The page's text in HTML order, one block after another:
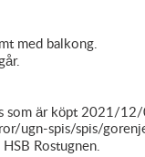
med balkong.
som är köpt 2021/
ugn-spis/spis/
Rostugnen.